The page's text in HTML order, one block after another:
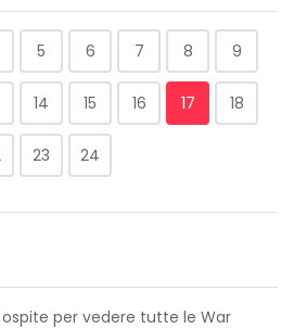
5 6 7 8 9
14 15 16 17 18
23 24
per vedere tutte le War